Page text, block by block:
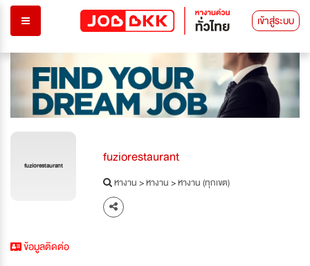
เข้าสู่ระบบ
fuziorestaurant fuziorestaurant
หางาน>หางาน>หางาน (ทุกเขต)
ข้อมูลติดต่อ